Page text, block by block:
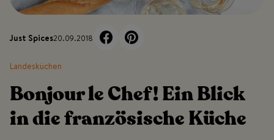
Just Spices20.09.2018
Landesküchen
Bonjour le Chef! Ein Blick
in die französische Küche